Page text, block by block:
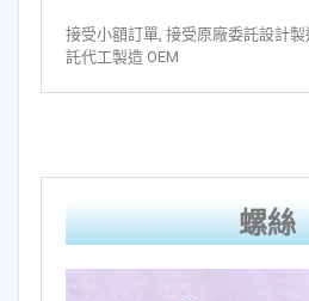
接受小額訂單, 接受原廠委託設計
託代工製造 OEM
螺絲